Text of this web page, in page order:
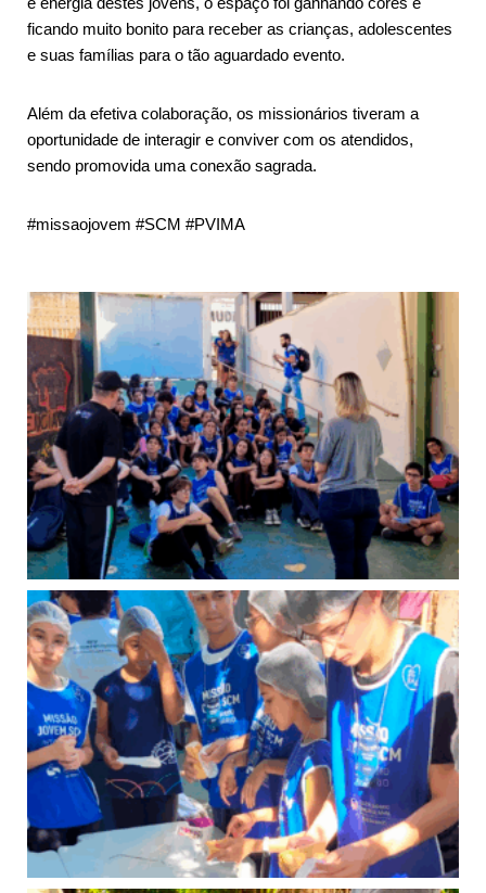
ficando muito bonito para receber as crianças, adolescentes
e suas famílias para o tão aguardado evento.
Além da efetiva colaboração, os missionários tiveram a
oportunidade de interagir e conviver com os atendidos,
sendo promovida uma conexão sagrada.
#missaojovem #SCM #PVIMA